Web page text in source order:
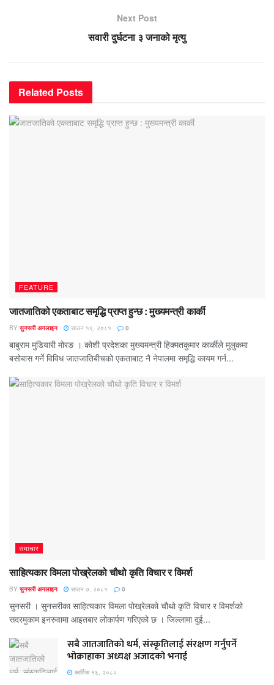
Next Post
सवारी दुर्घटना ३ जनाको मृत्यु
Related Posts
FEATURE
जातजातिको एकताबाट समृद्धि प्राप्त हुन्छ : मुख्यमन्त्री कार्की
BY सुनसरी अनलाइन साउन १९, २०८१ 0
बाबुराम मुडियारी मोरङ । कोशी प्रदेशका मुख्यमन्त्री हिक्मतकुमार कार्कीले मुलुकमा
बसोबास गर्ने विविध जातजातिबीचको एकताबाट नै नेपालमा समृद्धि कायम गर्न...
समाचार
साहित्यकार विमला पोख्रेलको चौथो कृति विचार र विमर्श
BY सुनसरी अनलाइन साउन ७, २०८१ 0
सुनसरी । सुनसरीका साहित्यकार विमला पोख्रेलको चौथो कृति विचार र विमर्शको
सदरमुकाम इनरुवामा आइतबार लोकार्पण गरिएको छ । जिल्लामा दुई...
सबै जातजातिको धर्म, संस्कृतिलाई संरक्षण गर्नुपर्ने
भोक्राहाका अध्यक्ष अजादको भनाई
कार्तिक १६, २०८०